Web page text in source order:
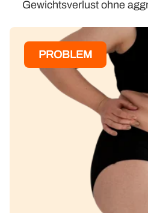
Gewichtsverlust ohne
PROBLEM